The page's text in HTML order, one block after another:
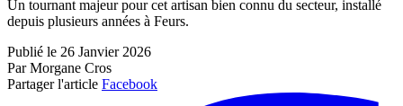
Un tournant majeur pour cet artisan bien connu du secteur, installé
depuis plusieurs années à Feurs.
Publié le 26 Janvier 2026
Par Morgane Cros
Partager l'article Facebook